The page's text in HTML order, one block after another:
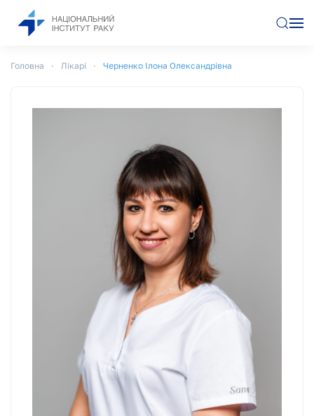
Головна Лікарі Черненко Ілона Олександрівна